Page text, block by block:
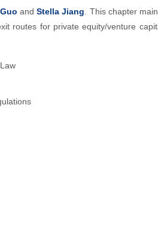
Guoand Stella Jiang . This chapter
routes for private equity/venture